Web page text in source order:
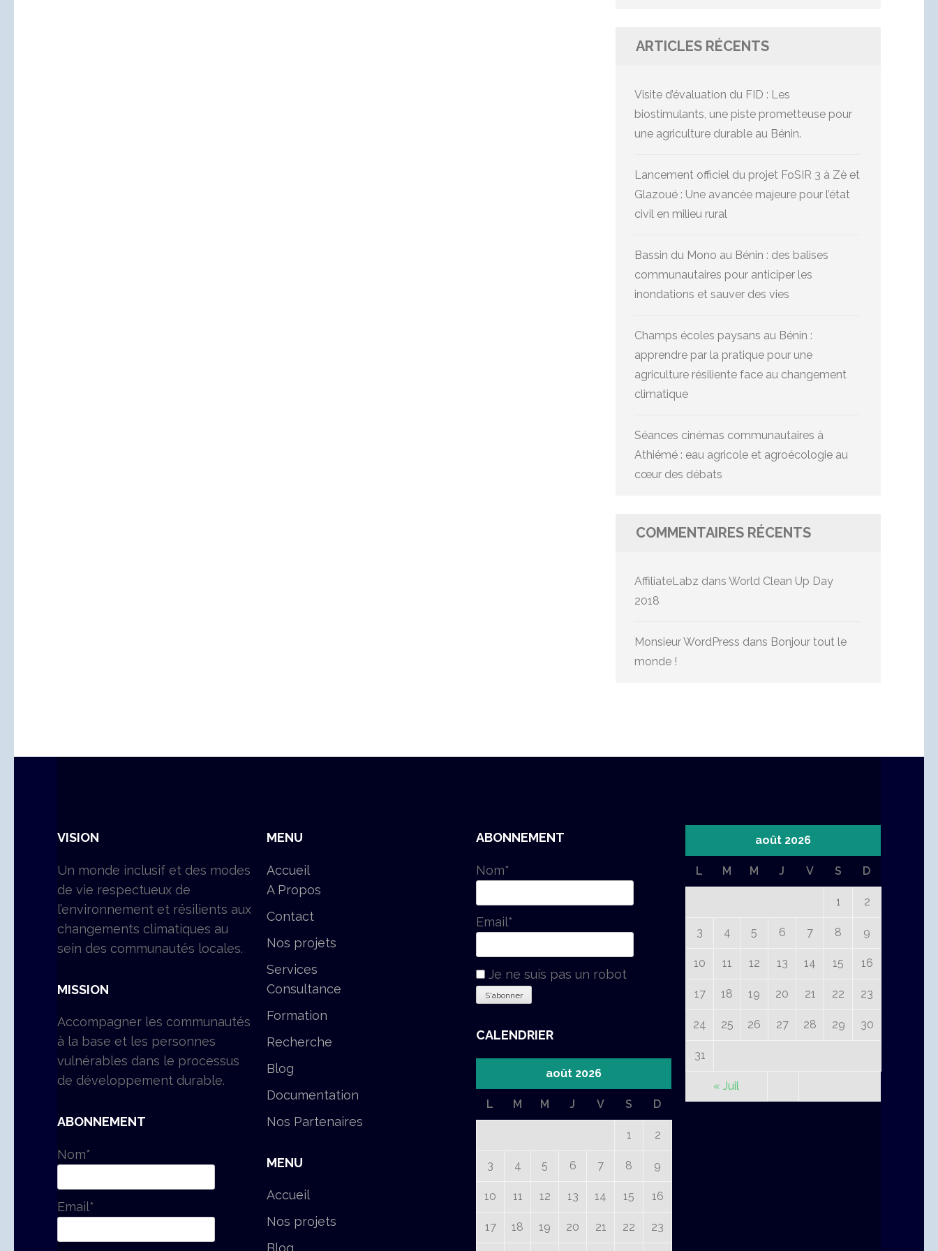
ARTICLES RÉCENTS
Visite d’évaluation du FID : Les
biostimulants, une piste prometteuse pour
une agriculture durable au Bénin.
Lancement officiel du projet FoSIR 3 à Zè et
Glazoué : Une avancée majeure pour l’état
civil en milieu rural
Bassin du Mono au Bénin : des balises
communautaires pour anticiper les
inondations et sauver des vies
Champs écoles paysans au Bénin :
apprendre par la pratique pour une
agriculture résiliente face au changement
climatique
Séances cinémas communautaires à
Athiémé : eau agricole et agroécologie au
cœur des débats
COMMENTAIRES RÉCENTS
AffiliateLabz dans World Clean Up Day
2018
Monsieur WordPress dans Bonjour tout le
monde !
VISION
Un monde inclusif et des modes
de vie respectueux de
l’environnement et résilients aux
changements climatiques au
sein des communautés locales.
MISSION
Accompagner les communautés
à la base et les personnes
vulnérables dans le processus
de développement durable.
ABONNEMENT
Nom*
Email*
MENU
Accueil
A Propos
Contact
Nos projets
Services
Consultance
Formation
Recherche
Blog
Documentation
Nos Partenaires
MENU
Accueil
Nos projets
ABONNEMENT
Nom*
Email*
Je ne suis pas un robot
CALENDRIER
août 2026
L M M J V S D
1 2
3 4 5 6 7 8 9
10 11 12 13 14 15 16
17 18 19 20 21 22 23
août 2026
L M M J V S D
1 2
3 4 5 6 7 8 9
10 11 12 13 14 15 16
17 18 19 20 21 22 23
24 25 26 27 28 29 30
31
« Juil